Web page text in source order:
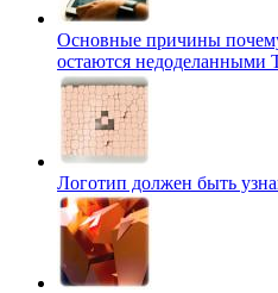
Основные причины
остаются недоделанными
Логотип должен быть